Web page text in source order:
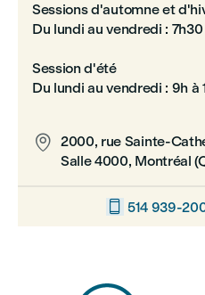
Sessions d'automne et
Du lundi au vendredi : 7h30
Session d'été
Du lundi au vendredi : 9h à
 2000, rue Sainte-
Salle 4000, Montréal
 514 939-